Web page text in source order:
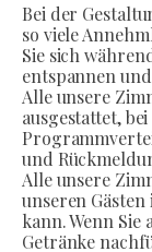
Bei der
so viele
Sie sich
entspannen
Alle unsere
ausgestattet,
und
Alle unsere
unseren
kann. Wenn
Getränke